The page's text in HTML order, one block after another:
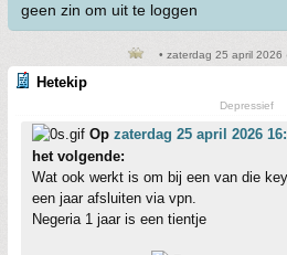
geen zin om uit te loggen
• zaterdag 25 april 2026
Hetekip
Depressief
Op zaterdag 25 april 2026
het volgende:
Wat ook werkt is om bij een van die
een jaar afsluiten via vpn.
Negeria 1 jaar is een tientje